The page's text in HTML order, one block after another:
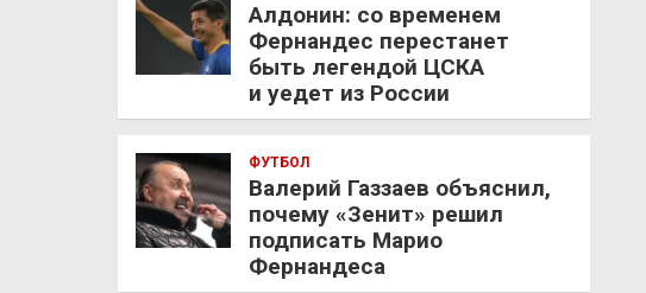
Алдонин: со временем
Фернандес перестанет
быть легендой ЦСКА
и уедет из России
ФУТБОЛ
Валерий Газзаев объяснил,
почему «Зенит» решил
подписать Марио
Фернандеса